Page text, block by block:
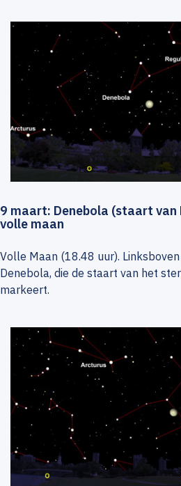
9 maart: Denebola (staart van
volle maan
Volle Maan (18.48 uur).
Denebola, die de staart van het
markeert.